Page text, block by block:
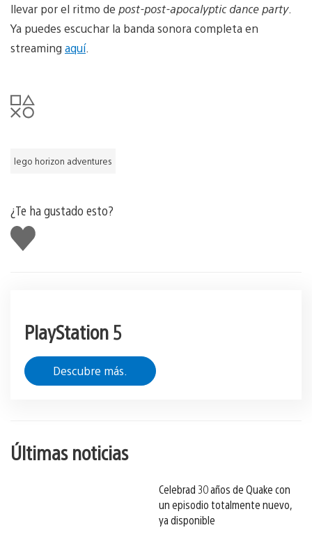
llevar por el ritmo de post-post-apocalyptic dance party.
Ya puedes escuchar la banda sonora completa en
streaming aquí.
lego horizon adventures
¿Te ha gustado esto?
Me
gusta
esto
PlayStation 5
Descubre más.
Últimas noticias
Celebrad 30 años de Quake con
un episodio totalmente nuevo,
ya disponible